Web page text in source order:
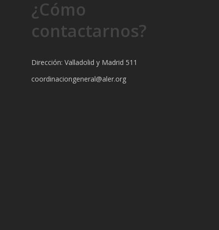
¿Cómo
contactarnos?
Dirección: Valladolid y Madrid 511
coordinaciongeneral@aler.org